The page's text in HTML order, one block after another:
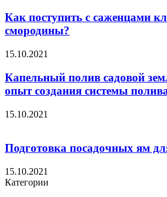
Как поступить с саженцами
смородины?
15.10.2021
Капельный полив садовой
опыт создания системы
15.10.2021
Подготовка посадочных ям
15.10.2021
Категории